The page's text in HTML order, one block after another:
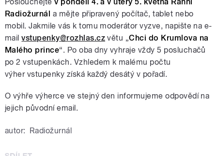
Radiožurnál a mějte připravený počítač, tablet nebo
mobil. Jakmile vás k tomu moderátor vyzve, napište na e-
mailvstupenky@rozhlas.cz větu „Chci do Krumlova na
Malého prince“. Po oba dny vyhraje vždy 5 posluchačů
po 2 vstupenkách. Vzhledem k malému počtu
výher vstupenky získá každý desátý v pořadí.
O výhře výherce ve stejný den informujeme odpovědí na
jejich původní email.
autor: Radiožurnál